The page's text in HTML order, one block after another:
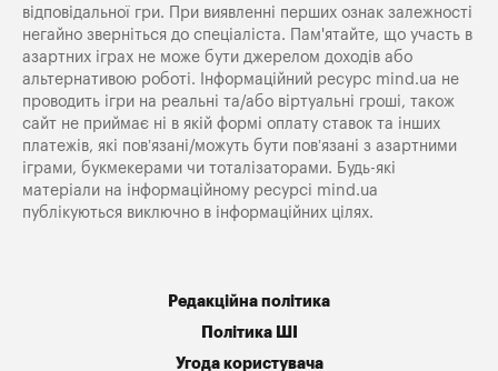
відповідальної гри. При виявленні перших ознак залежності
негайно зверніться до спеціаліста. Пам'ятайте, що участь в
азартних іграх не може бути джерелом доходів або
альтернативою роботі. Інформаційний ресурс mind.ua не
проводить ігри на реальні та/або віртуальні гроші, також
сайт не приймає ні в якій формі оплату ставок та інших
платежів, які пов’язані/можуть бути пов’язані з азартними
іграми, букмекерами чи тоталізаторами. Будь-які
матеріали на інформаційному ресурсі mind.ua
публікуються виключно в інформаційних цілях.
Редакційна політика
Політика ШІ
Угода користувача